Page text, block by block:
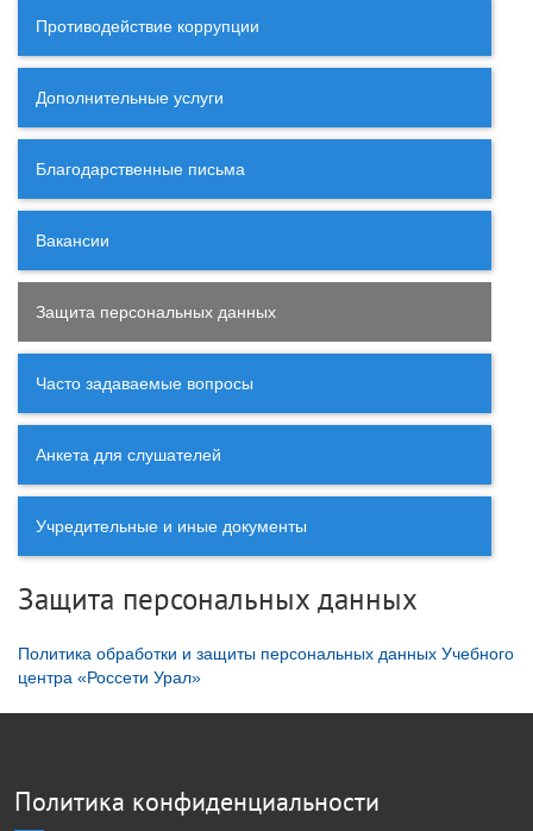
Противодействие коррупции
Дополнительные услуги
Благодарственные письма
Вакансии
Защита персональных данных
Часто задаваемые вопросы
Анкета для слушателей
Учредительные и иные документы
Защита персональных данных
Политика обработки и защиты персональных данных Учебного
центра «Россети Урал»
Политика конфиденциальности